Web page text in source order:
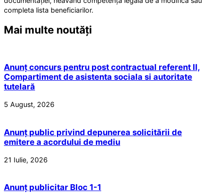
completa lista beneficiarilor.
Mai multe noutăți
Anunț concurs pentru post contractual referent II,
Compartiment de asistenta sociala si autoritate
tutelară
5 August, 2026
Anunț public privind depunerea solicitării de
emitere a acordului de mediu
21 Iulie, 2026
Anunț publicitar Bloc 1-1